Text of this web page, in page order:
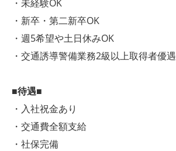
・未経験OK
・新卒・第二新卒OK
・週5希望や土日休みOK
・交通誘導警備業務2級以上取得者優遇
■待遇■
・入社祝金あり
・交通費全額支給
・社保完備